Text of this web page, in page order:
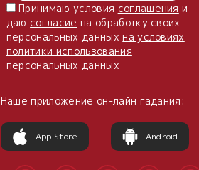
Принимаю условия соглашения и
даю согласие на обработку своих
персональных данныхна условиях
политики использования
персональных данных
Наше приложение он-лайн гадания:
App Store Android